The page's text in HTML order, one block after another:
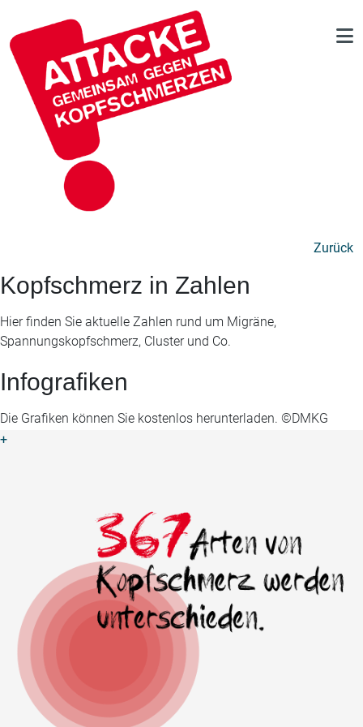
Zurück
Kopfschmerz in Zahlen
Hier finden Sie aktuelle Zahlen rund um Migräne,
Spannungskopfschmerz, Cluster und Co.
Infografiken
Die Grafiken können Sie kostenlos herunterladen. ©DMKG
+